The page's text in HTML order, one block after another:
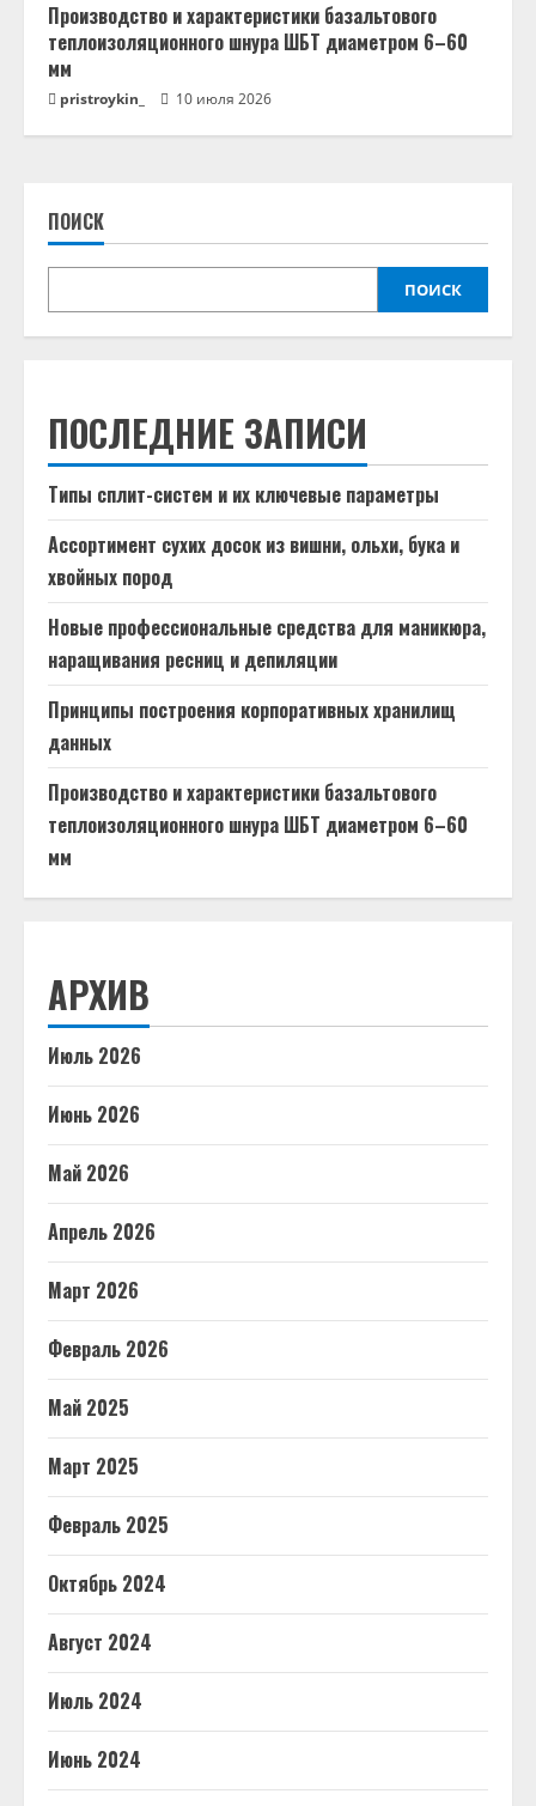
Производство и характеристики базальтового
теплоизоляционного шнура ШБТ диаметром 6–60
мм
pristroykin_ 10 июля 2026
ПОИСК
ПОИСК
ПОСЛЕДНИЕ ЗАПИСИ
Типы сплит-систем и их ключевые параметры
Ассортимент сухих досок из вишни, ольхи, бука и
хвойных пород
Новые профессиональные средства для маникюра,
наращивания ресниц и депиляции
Принципы построения корпоративных хранилищ
данных
Производство и характеристики базальтового
теплоизоляционного шнура ШБТ диаметром 6–60
мм
АРХИВ
Июль 2026
Июнь 2026
Май 2026
Апрель 2026
Март 2026
Февраль 2026
Май 2025
Март 2025
Февраль 2025
Октябрь 2024
Август 2024
Июль 2024
Июнь 2024